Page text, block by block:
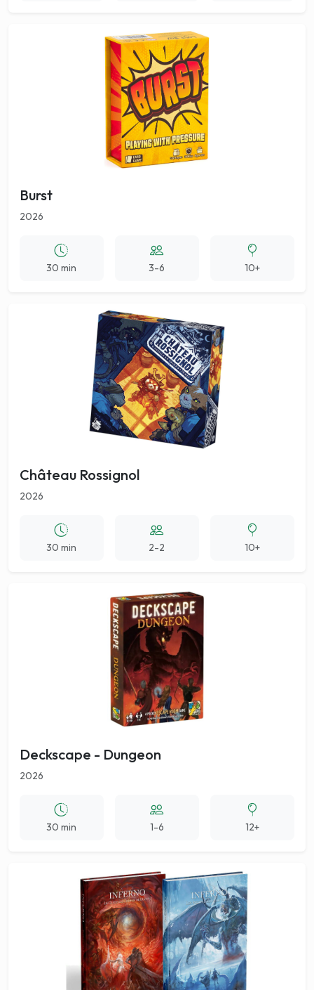
Burst
2026
30 min 3-6 10+
Château Rossignol
2026
30 min 2-2 10+
Deckscape - Dungeon
2026
30 min 1-6 12+